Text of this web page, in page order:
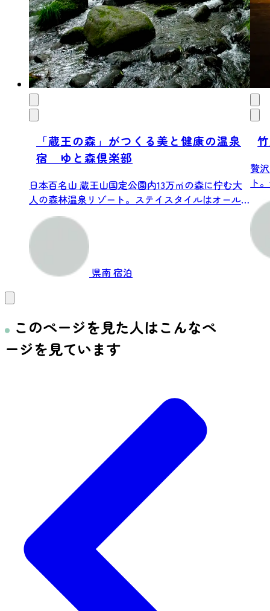
「蔵王の森」がつくる美と健康の温泉
宿 ゆと森倶楽部
日本百名山 蔵王山国定公園内13万㎡の森に佇む大
人の森林温泉リゾート。ステイスタイルはオール
県南宿泊
贅
ト
このページを見た人はこんなペ
ージを見ています